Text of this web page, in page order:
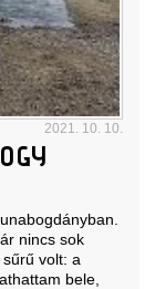
2021. 10. 10.
nincs sok
volt: a
bele,